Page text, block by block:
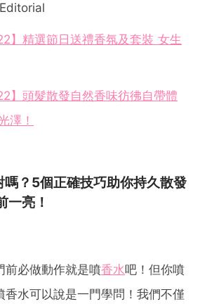
】精選節日送禮香氛及套裝 女生
】頭髮散發自然香味彷彿自帶體
澤！
嗎？5個正確技巧助你持久散發
一亮！
前必做動作就是噴香水吧！但你噴
香水可以說是一門學問！我們不僅